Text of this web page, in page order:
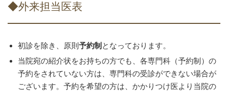
◆外来担当医表
初診を除き、原則 予約制 となっております。
当院宛の紹介状をお持ちの方でも、各専門科（予約制）の
予約をされていない方は、専門科の受診ができない場合が
ございます。予約を希望の方は、かかりつけ医より当院の